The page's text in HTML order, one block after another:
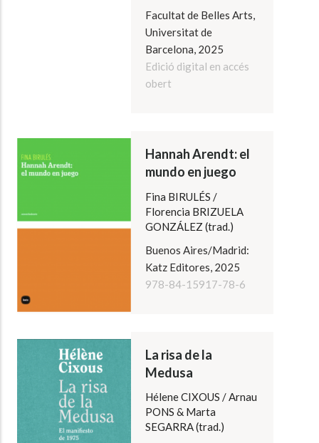
Facultat de Belles Arts,
Universitat de
Barcelona, 2025
Edició digital en accés
obert
Hannah Arendt: el
mundo en juego
Fina BIRULÉS /
Florencia BRIZUELA
GONZÁLEZ (trad.)
Buenos Aires/Madrid:
Katz Editores, 2025
978-84-15917-78-6
La risa de la
Medusa
Hélene CIXOUS / Arnau
PONS & Marta
SEGARRA (trad.)